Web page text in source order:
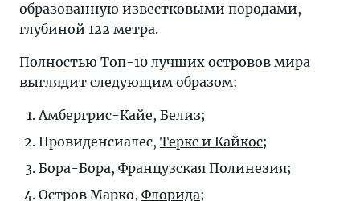
образованную известковыми породами,
глубиной 122 метра.
Полностью Топ-10 лучших островов мира
выглядит следующим образом:
Амбергрис-Кайе, Белиз;
Провиденсиалес, Теркс и Кайкос;
Бора-Бора, Французская Полинезия;
Остров Марко, Флорида;